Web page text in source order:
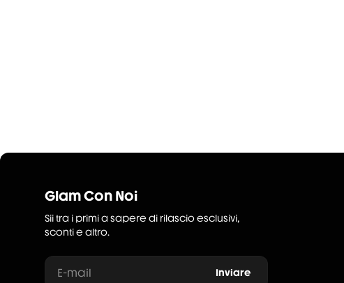
Glam Con Noi
Sii tra i primi a sapere di rilascio esclusivi,
sconti e altro.
E-mail Inviare